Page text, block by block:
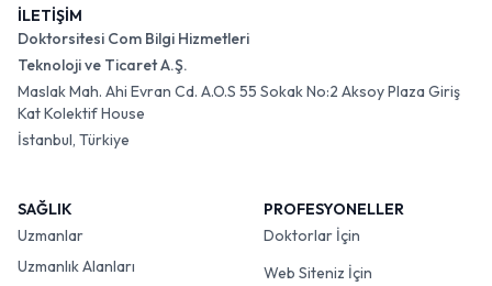
İLETİŞİM
Doktorsitesi Com Bilgi Hizmetleri
Teknoloji ve Ticaret A.Ş.
Maslak Mah. Ahi Evran Cd. A.O.S 55 Sokak No:2 Aksoy Plaza Giriş
Kat Kolektif House
İstanbul, Türkiye
SAĞLIK
Uzmanlar
Uzmanlık Alanları
PROFESYONELLER
Doktorlar İçin
Web Siteniz İçin